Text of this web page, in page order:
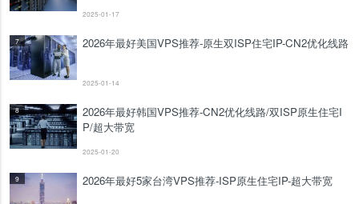
2025-01-17
7 2026年最好美国VPS推荐-原生双ISP住宅IP-CN2优化线路
2025-01-14
8
2026年最好韩国VPS推荐-CN2优化线路/双ISP原生住宅I
P/超大带宽
2025-01-20
9 2026年最好5家台湾VPS推荐-ISP原生住宅IP-超大带宽